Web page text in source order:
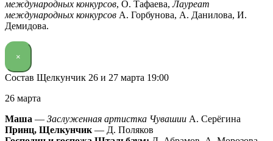
международных конкурсов, О. Тафаева,Лауреат
международных конкурсов А. Горбунова, А. Данилова, И.
Демидова.
×
Состав Щелкунчик 26 и 27 марта 19:00
26 марта
Маша — Заслуженная артистка Чувашии А. Серёгина
Принц, Щелкунчик — Д. Поляков